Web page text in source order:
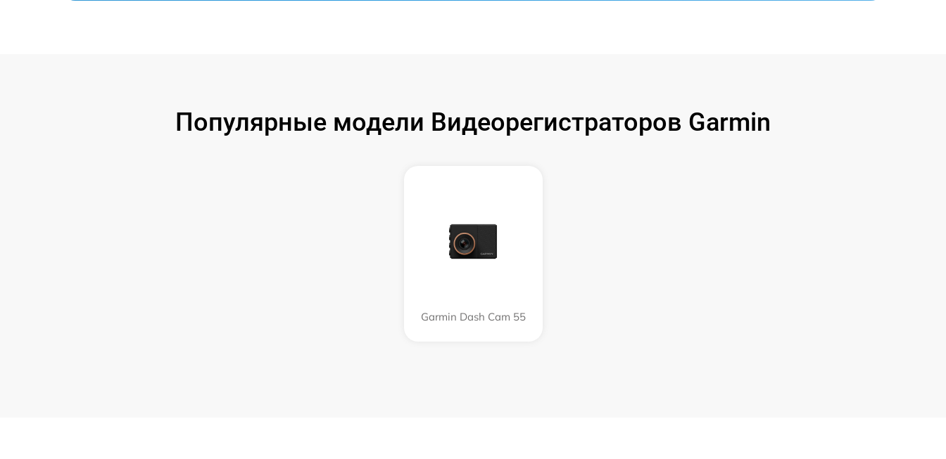
Популярные модели Видеорегистраторов Garmin
Garmin Dash Cam 55